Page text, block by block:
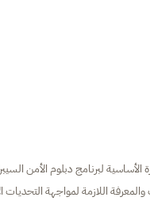
الأساسية لبرنامج دبلوم الأمن
اللازمة لمواجهة التحديات